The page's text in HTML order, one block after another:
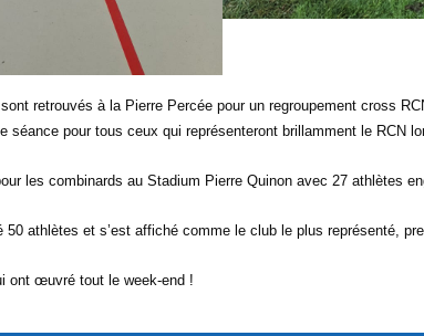
retrouvés à la Pierre Percée pour un regroupement cross
séance pour tous ceux qui représenteront brillamment le RCN
les combinards au Stadium Pierre Quinon avec 27 athlètes
50 athlètes et s’est affiché comme le club le plus représenté,
ont œuvré tout le week-end !